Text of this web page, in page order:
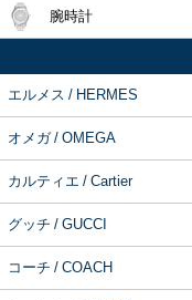
腕時計
エルメス / HERMES
オメガ / OMEGA
カルティエ / Cartier
グッチ / GUCCI
コーチ / COACH